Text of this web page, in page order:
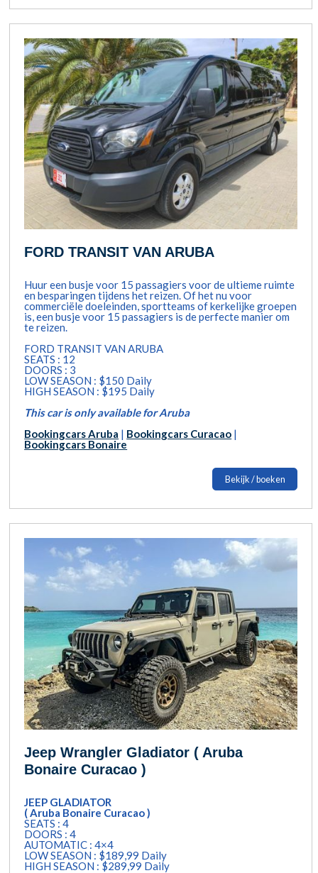
FORD TRANSIT VAN ARUBA
Huur een busje voor 15 passagiers voor de ultieme ruimte
en besparingen tijdens het reizen. Of het nu voor
commerciële doeleinden, sportteams of kerkelijke groepen
is, een busje voor 15 passagiers is de perfecte manier om
te reizen.
FORD TRANSIT VAN ARUBA
SEATS : 12
DOORS : 3
LOW SEASON : $150 Daily
HIGH SEASON : $195 Daily
This car is only available for Aruba
Bookingcars Aruba | Bookingcars Curacao |
Bookingcars Bonaire
Bekijk / boeken
Jeep Wrangler Gladiator ( Aruba
Bonaire Curacao )
JEEP GLADIATOR
( Aruba Bonaire Curacao )
SEATS : 4
DOORS : 4
AUTOMATIC : 4×4
LOW SEASON : $189,99 Daily
HIGH SEASON : $289,99 Daily